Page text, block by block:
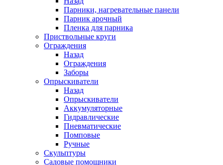
Парники, нагревательные панели
Парник арочный
Пленка для парника
Приствольные круги
Ограждения
Назад
Ограждения
Заборы
Опрыскиватели
Назад
Опрыскиватели
Аккумуляторные
Гидравлические
Пневматические
Помповые
Ручные
Скульптуры
Садовые помощники